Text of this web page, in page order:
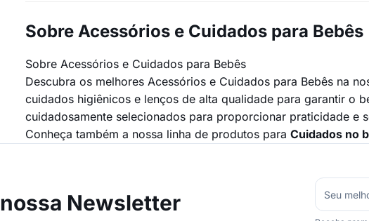
Sobre Acessórios e Cuidados para Bebês
Sobre Acessórios e Cuidados para Bebês
Descubra os melhores Acessórios e Cuidados para Bebês na
cuidados higiênicos e lenços de alta qualidade para garantir o
cuidadosamente selecionados para proporcionar praticidade e
Conheça também a nossa linha de produtos para Cuidados no
nossa Newsletter